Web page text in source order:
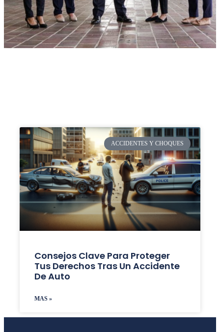
ACCIDENTES Y CHOQUES
Consejos Clave Para Proteger
Tus Derechos Tras Un Accidente
De Auto
MAS »